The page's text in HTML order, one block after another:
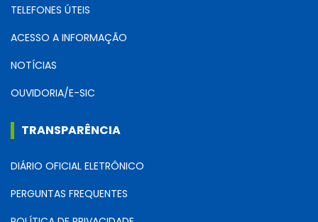
TELEFONES ÚTEIS
ACESSO A INFORMAÇÃO
NOTÍCIAS
OUVIDORIA/E-SIC
TRANSPARÊNCIA
DIÁRIO OFICIAL ELETRÔNICO
PERGUNTAS FREQUENTES